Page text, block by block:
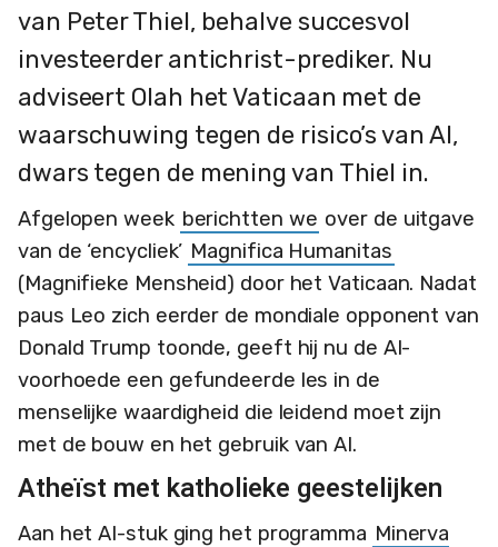
van Peter Thiel, behalve succesvol
investeerder antichrist-prediker. Nu
adviseert Olah het Vaticaan met de
waarschuwing tegen de risico’s van AI,
dwars tegen de mening van Thiel in.
Afgelopen week berichtten we over de uitgave
van de ‘encycliek’ Magnifica Humanitas
(Magnifieke Mensheid) door het Vaticaan. Nadat
paus Leo zich eerder de mondiale opponent van
Donald Trump toonde, geeft hij nu de AI-
voorhoede een gefundeerde les in de
menselijke waardigheid die leidend moet zijn
met de bouw en het gebruik van AI.
Atheïst met katholieke geestelijken
Aan het AI-stuk ging het programma Minerva